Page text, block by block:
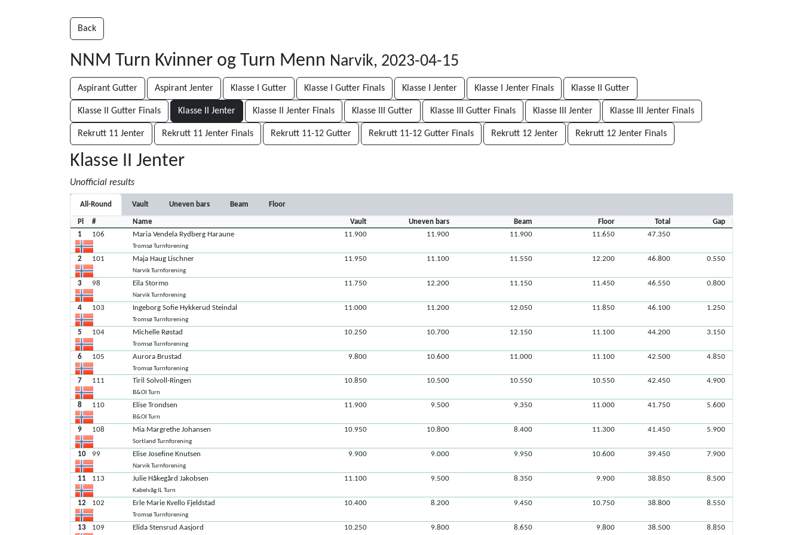
Back
NNM Turn Kvinner og Turn Menn Narvik, 2023-04-15
Aspirant Gutter Aspirant Jenter Klasse I Gutter Klasse I Gutter Finals Klasse I Jenter Klasse I Jenter Finals Klasse II Gutter
Klasse II Gutter Finals Klasse II Jenter Klasse II Jenter Finals Klasse III Gutter Klasse III Gutter Finals Klasse III Jenter Klasse III Jenter Finals
Rekrutt 11 Jenter Rekrutt 11 Jenter Finals Rekrutt 11-12 Gutter Rekrutt 11-12 Gutter Finals Rekrutt 12 Jenter Rekrutt 12 Jenter Finals
Klasse II Jenter
Unofficial results
All-Round Vault Uneven bars Beam Floor
Pl # Name Vault Uneven bars Beam Floor Total
Gap
1
106 Maria Vendela Rydberg Haraune
Tromsø Turnforening
11.900 11.900 11.900 11.650 47.350
2 101 Maja Haug Lischner
Narvik Turnforening
11.950 11.100 11.550 12.200 46.800 0.550
3 98 Eila Stormo
Narvik Turnforening
11.750 12.200 11.150 11.450 46.550 0.800
4 103 Ingeborg Sofie Hykkerud Steindal
Tromsø Turnforening
11.000 11.200 12.050 11.850 46.100 1.250
5 104 Michelle Røstad
Tromsø Turnforening
10.250 10.700 12.150 11.100 44.200 3.150
6 105 Aurora Brustad
Tromsø Turnforening
9.800 10.600 11.000 11.100 42.500 4.850
7 111 Tiril Solvoll-Ringen
B&OI Turn
10.850 10.500 10.550 10.550 42.450 4.900
8 110 Elise Trondsen
B&OI Turn
11.900 9.500 9.350 11.000 41.750 5.600
9 108 Mia Margrethe Johansen
Sortland Turnforening
10.950 10.800 8.400 11.300 41.450 5.900
10 99 Elise Josefine Knutsen
Narvik Turnforening
9.900 9.000 9.950 10.600 39.450 7.900
11 113 Julie Håkegård Jakobsen
Kabelvåg IL Turn
11.100 9.500 8.350 9.900 38.850 8.500
12 102 Erle Marie Kvello Fjeldstad
Tromsø Turnforening
10.400 8.200 9.450 10.750 38.800 8.550
13 109 Elida Stensrud Aasjord 10.250 9.800 8.650 9.800 38.500 8.850